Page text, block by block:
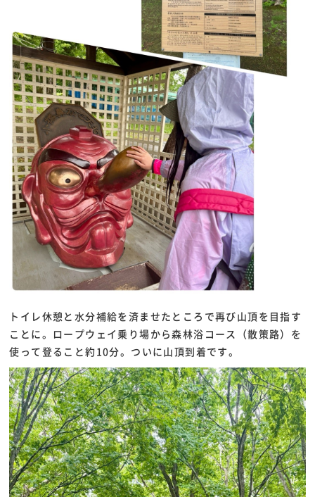
トイレ休憩と水分補給を済ませたところで再び山頂を目指す
ことに。ロープウェイ乗り場から森林浴コース（散策路）を
使って登ること約10分。ついに山頂到着です。